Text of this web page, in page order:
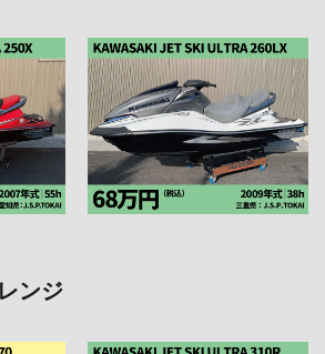
ンジ